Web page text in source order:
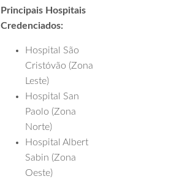
Principais Hospitais
Credenciados:
Hospital São
Cristóvão (Zona
Leste)
Hospital San
Paolo (Zona
Norte)
Hospital Albert
Sabin (Zona
Oeste)